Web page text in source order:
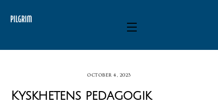
Menu
OCTOBER 4, 2023
Kyskhetens pedagogik